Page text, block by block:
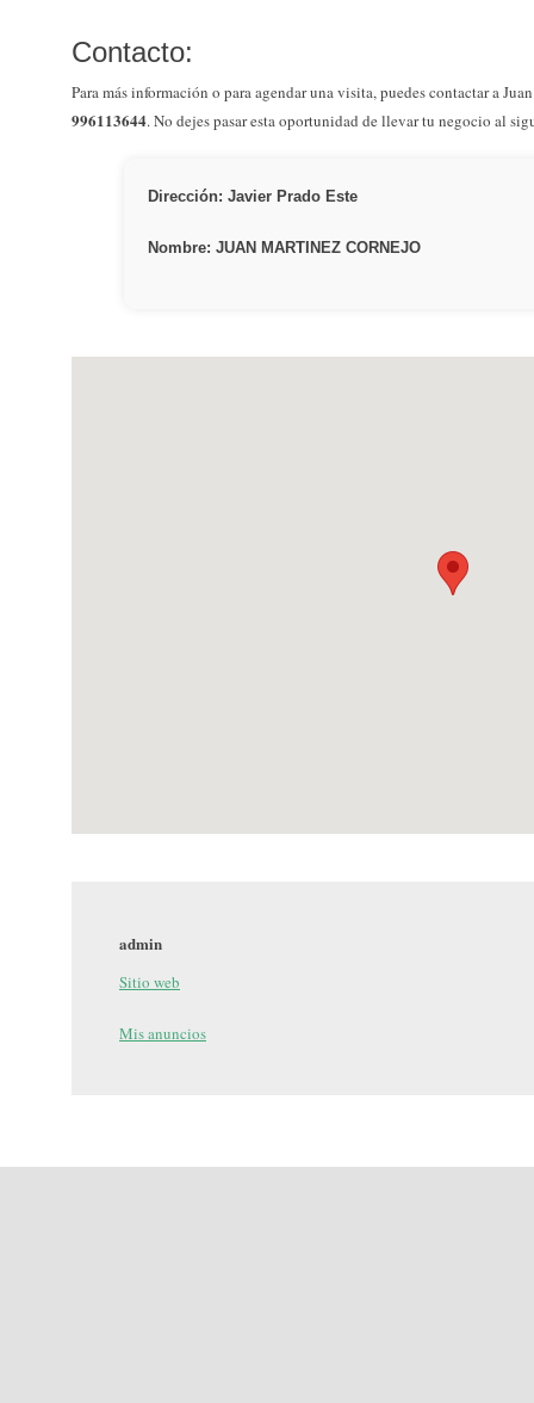
Contacto:
Para más información o para agendar una visita, puedes contactar a
996113644. No dejes pasar esta oportunidad de llevar tu negocio al
Dirección: Javier Prado Este
Nombre: JUAN MARTINEZ CORNEJO
admin
Sitio web
Mis anuncios